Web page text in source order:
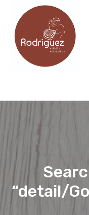
“detail/